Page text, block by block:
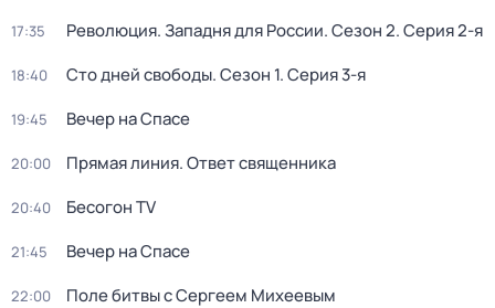
17:35 Революция. Западня для России. Сезон 2. Серия 2-я
18:40 Сто дней свободы. Сезон 1. Серия 3-я
19:45 Вeчер на Спасe
20:00 Прямая линия. Ответ священника
20:40 Бесогон TV
21:45 Вeчер на Спасe
22:00 Поле битвы с Сергеем Михеевым